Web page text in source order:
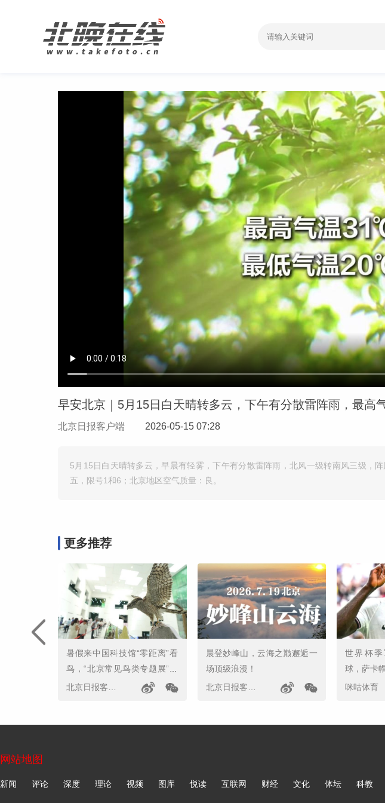
早安北京｜5月15日白天晴转多云，下午有分散雷阵雨，最高
北京日报客户端 2026-05-15 07:28
5月15日白天晴转多云，早晨有轻雾，下午有分散雷阵雨，北风一级转南风三级，
五，限号1和6；北京地区空气质量：良。
更多推荐
暑假来中国科技馆“零距离”看
鸟，“北京常见鸟类专题展”开
幕
晨登妙峰山，云海之巅邂逅一
场顶级浪漫！
世界杯
球，萨卡
咪咕体育
网站地图
新闻 评论 深度 理论 视频 图库 悦读 互联网 财经 文化 体坛 科教